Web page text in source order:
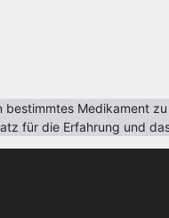
Medikament
für die Erfahrung und